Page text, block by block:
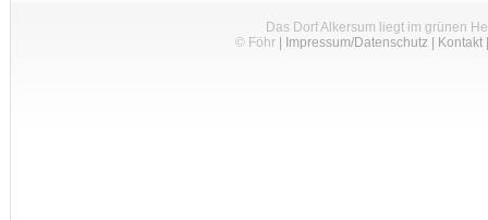
Das Dorf Alkersum liegt im grünen
© Föhr| Impressum/Datenschutz| Kontakt